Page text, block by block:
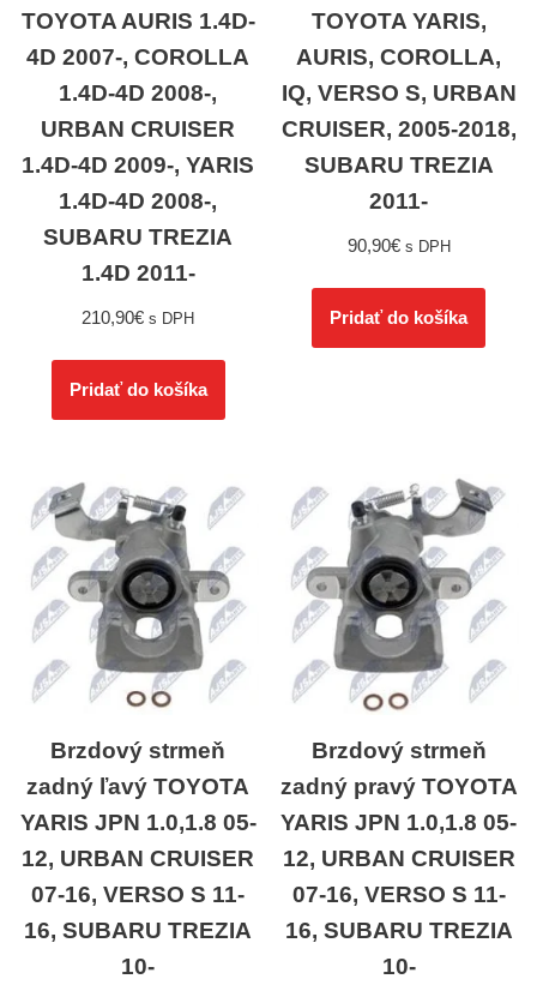
TOYOTA AURIS 1.4D-
4D 2007-, COROLLA
1.4D-4D 2008-,
URBAN CRUISER
1.4D-4D 2009-, YARIS
1.4D-4D 2008-,
SUBARU TREZIA
1.4D 2011-
210,90€ s DPH
Pridať do košíka
TOYOTA YARIS,
AURIS, COROLLA,
IQ, VERSO S, URBAN
CRUISER, 2005-2018,
SUBARU TREZIA
2011-
90,90€ s DPH
Pridať do košíka
Brzdový strmeň
zadný ľavý TOYOTA
YARIS JPN 1.0,1.8 05-
12, URBAN CRUISER
07-16, VERSO S 11-
16, SUBARU TREZIA
10-
Brzdový strmeň
zadný pravý TOYOTA
YARIS JPN 1.0,1.8 05-
12, URBAN CRUISER
07-16, VERSO S 11-
16, SUBARU TREZIA
10-